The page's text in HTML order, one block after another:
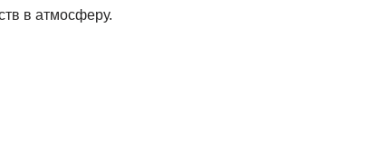
в атмосферу.